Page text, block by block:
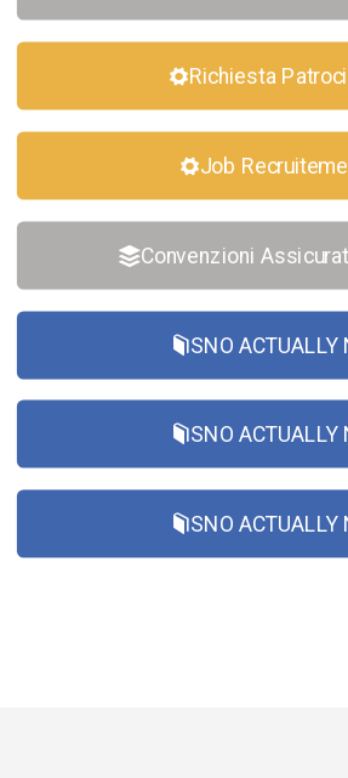
Richiesta
Job
Convenzioni
SNO ACTUALLY
SNO ACTUALLY
SNO ACTUALLY